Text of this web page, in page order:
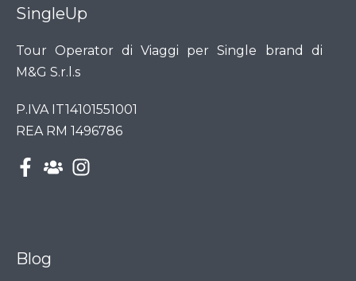
SingleUp
Tour Operator di Viaggi per Single brand di
M&G S.r.l.s
P.IVA IT14101551001
REA RM 1496786
Blog